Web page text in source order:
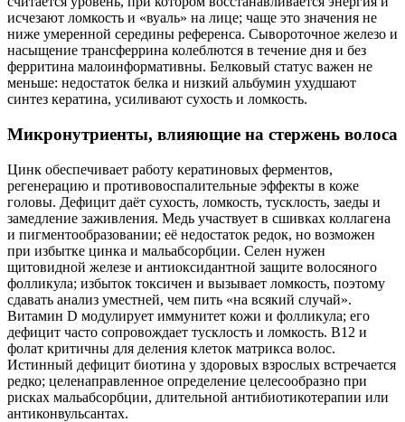
исчезают ломкость и «вуаль» на лице; чаще это значения не
ниже умеренной середины референса. Сывороточное железо и
насыщение трансферрина колеблются в течение дня и без
ферритина малоинформативны. Белковый статус важен не
меньше: недостаток белка и низкий альбумин ухудшают
синтез кератина, усиливают сухость и ломкость.
Микронутриенты, влияющие на стержень волоса
Цинк обеспечивает работу кератиновых ферментов,
регенерацию и противовоспалительные эффекты в коже
головы. Дефицит даёт сухость, ломкость, тусклость, заеды и
замедление заживления. Медь участвует в сшивках коллагена
и пигментообразовании; её недостаток редок, но возможен
при избытке цинка и мальабсорбции. Селен нужен
щитовидной железе и антиоксидантной защите волосяного
фолликула; избыток токсичен и вызывает ломкость, поэтому
сдавать анализ уместней, чем пить «на всякий случай».
Витамин D модулирует иммунитет кожи и фолликула; его
дефицит часто сопровождает тусклость и ломкость. В12 и
фолат критичны для деления клеток матрикса волос.
Истинный дефицит биотина у здоровых взрослых встречается
редко; целенаправленное определение целесообразно при
рисках мальабсорбции, длительной антибиотикотерапии или
антиконвульсантах.